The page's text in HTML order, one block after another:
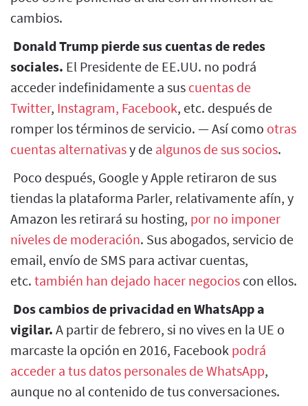
cambios.
Donald Trump pierde sus cuentas de redes
sociales. El Presidente de EE.UU. no podrá
acceder indefinidamente a sus cuentas de
Twitter, Instagram, Facebook, etc. después de
romper los términos de servicio. — Así como otras
cuentas alternativasy de algunos de sus socios.
Poco después, Google y Apple retiraron de sus
tiendas la plataforma Parler, relativamente afín, y
Amazon les retirará su hosting, por no imponer
niveles de moderación. Sus abogados, servicio de
email, envío de SMS para activar cuentas,
etc. también han dejado hacer negocios con ellos.
Dos cambios de privacidad en WhatsApp a
vigilar. A partir de febrero, si no vives en la UE o
marcaste la opción en 2016, Facebook podrá
acceder a tus datos personales de WhatsApp,
aunque no al contenido de tus conversaciones.